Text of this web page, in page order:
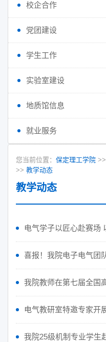
校企合作
党团建设
学生工作
实验室建设
地质馆信息
就业服务
您当前位置： 保定理工学院 >>
>> 教学动态
教学动态